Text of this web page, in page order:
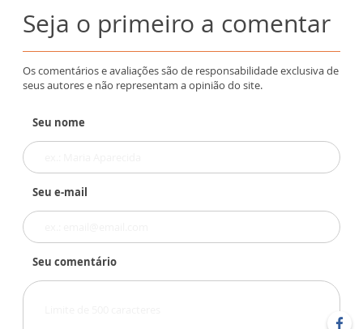
Seja o primeiro a comentar
Os comentários e avaliações são de responsabilidade exclusiva de
seus autores e não representam a opinião do site.
Seu nome
Seu e-mail
Seu comentário